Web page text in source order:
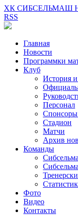
ХК СИБСЕЛЬМАШ
RSS
Главная
Новости
Программки
Клуб
История
Персонал
Стадион
Матчи
Архив
Команды
Фото
Видео
Контакты